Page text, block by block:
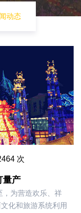
动态
次
量产
，为营造欢乐、祥
化和旅游系统利用